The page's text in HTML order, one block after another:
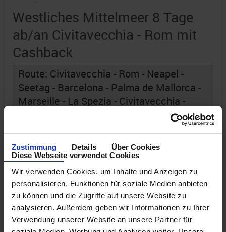
Zustimmung Details
Über Cookies
Diese Webseite verwendet Cookies
Wir verwenden Cookies, um Inhalte und Anzeigen zu
personalisieren, Funktionen für soziale Medien anbieten
zu können und die Zugriffe auf unsere Website zu
analysieren. Außerdem geben wir Informationen zu Ihrer
Verwendung unserer Website an unsere Partner für
Westliches Mittelmeer 8 Tage
ab/an Civitavecchia - Rom mit
Cashback
Route: Civitavecchia - Rom - Neapel -
Seetag - Barcelona - Palma de Mallorca -
Marseille - La Spezia - Civitavecchia -
an Bord der »Legend of the Seas«